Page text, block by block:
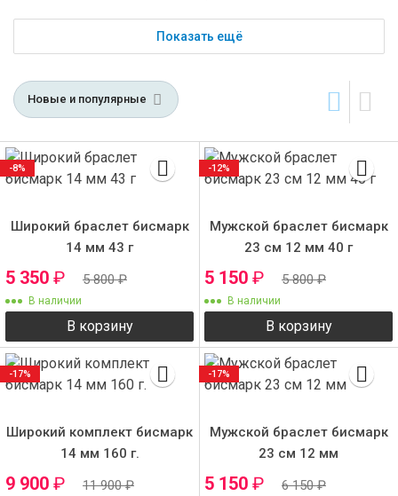
Показать ещё
Новые и популярные
Широкий браслет бисмарк
14 мм 43 г
5 350 ₽ 5 800₽
В наличии
В корзину
-8%
Мужской браслет бисмарк
23 см 12 мм 40 г
5 150 ₽ 5 800₽
В наличии
В корзину
-12%
Широкий комплект бисмарк
14 мм 160 г.
9 900 ₽ 11 900₽
-17%
Мужской браслет бисмарк
23 см 12 мм
5 150 ₽ 6 150₽
-17%